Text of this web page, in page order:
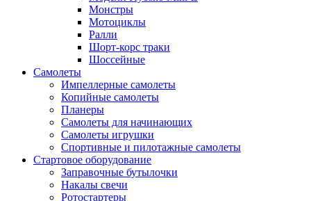
Монстры
Мотоциклы
Ралли
Шорт-корс траки
Шоссейные
Самолеты
Импеллерные самолеты
Копийные самолеты
Планеры
Самолеты для начинающих
Самолеты игрушки
Спортивные и пилотажные самолеты
Стартовое оборудование
Заправочные бутылочки
Накалы свечи
Ротостартеры